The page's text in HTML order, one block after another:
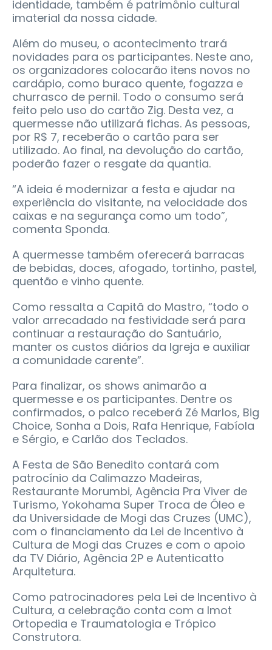
identidade, também é patrimônio cultural
imaterial da nossa cidade.
Além do museu, o acontecimento trará
novidades para os participantes. Neste ano,
os organizadores colocarão itens novos no
cardápio, como buraco quente, fogazza e
churrasco de pernil. Todo o consumo será
feito pelo uso do cartão Zig. Desta vez, a
quermesse não utilizará fichas. As pessoas,
por R$ 7, receberão o cartão para ser
utilizado. Ao final, na devolução do cartão,
poderão fazer o resgate da quantia.
“A ideia é modernizar a festa e ajudar na
experiência do visitante, na velocidade dos
caixas e na segurança como um todo”,
comenta Sponda.
A quermesse também oferecerá barracas
de bebidas, doces, afogado, tortinho, pastel,
quentão e vinho quente.
Como ressalta a Capitã do Mastro, “todo o
valor arrecadado na festividade será para
continuar a restauração do Santuário,
manter os custos diários da Igreja e auxiliar
a comunidade carente”.
Para finalizar, os shows animarão a
quermesse e os participantes. Dentre os
confirmados, o palco receberá Zé Marlos, Big
Choice, Sonha a Dois, Rafa Henrique, Fabíola
e Sérgio, e Carlão dos Teclados.
A Festa de São Benedito contará com
patrocínio da Calimazzo Madeiras,
Restaurante Morumbi, Agência Pra Viver de
Turismo, Yokohama Super Troca de Óleo e
da Universidade de Mogi das Cruzes (UMC),
com o financiamento da Lei de Incentivo à
Cultura de Mogi das Cruzes e com o apoio
da TV Diário, Agência 2P e Autenticatto
Arquitetura.
Como patrocinadores pela Lei de Incentivo à
Cultura, a celebração conta com a Imot
Ortopedia e Traumatologia e Trópico
Construtora.